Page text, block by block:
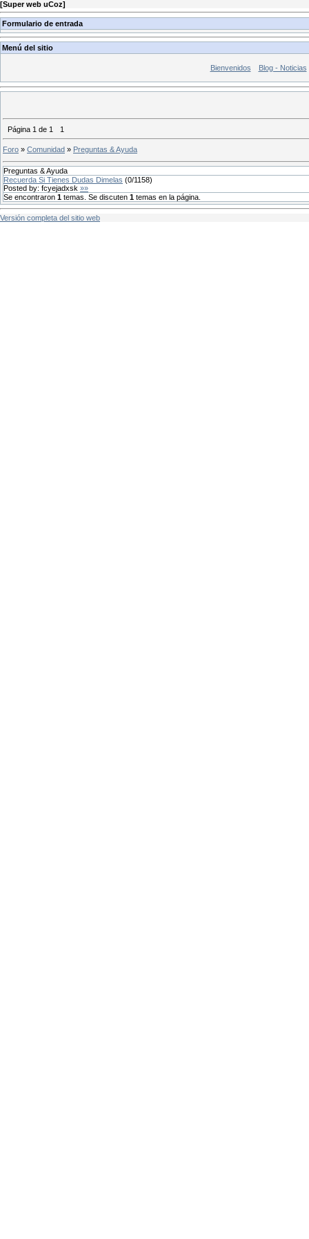
[Super web uCoz]
Formulario de entrada
Menú del sitio
Bienvenidos Blog - Noticias
Página 1 de 1 1
Foro » Comunidad » Preguntas & Ayuda
Preguntas & Ayuda
Recuerda Si Tienes Dudas Dimelas (0/1158)
Posted by: fcyejadxsk »»
Se encontraron 1 temas. Se discuten 1 temas en la página.
Versión completa del sitio web